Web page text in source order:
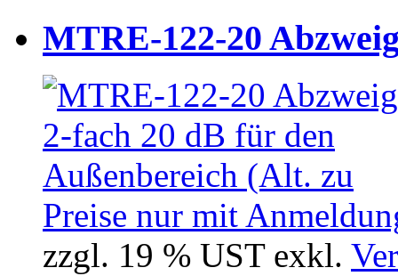
MTRE-122-20
Preise nur mit
zzgl. 19 % UST exkl.